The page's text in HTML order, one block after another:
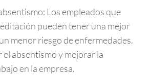
Los empleados que
pueden tener una mejor
menor riesgo de enfermedades.
absentismo y mejorar la
en la empresa.